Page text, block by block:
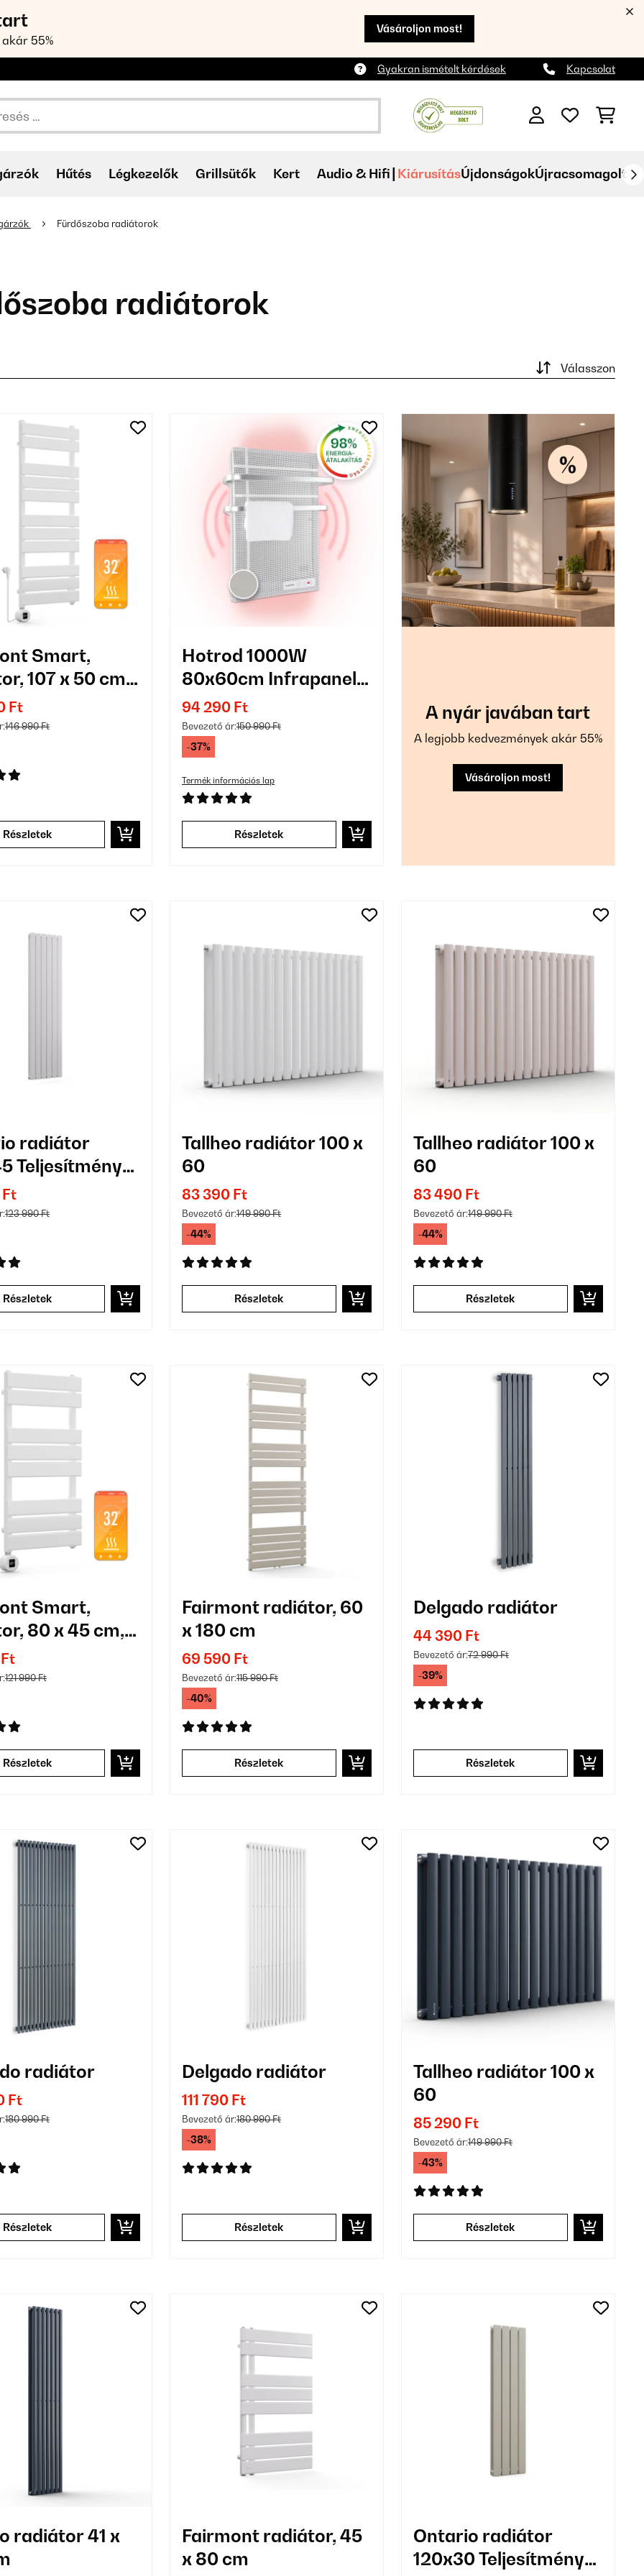
55%
Vásároljon most!
Gyakran ismételt kérdések Kapcsolat
Hűtés Légkezelők Grillsütők Kert Audio & Hifi KiárusításÚjdonságokÚjracsomagolt
Fürdőszoba radiátorok
radiátorok
Válasszon
Smart,
107 x 50 cm,
Ft
146 990 Ft
Részletek
Hotrod 1000W
80x60cm Infrapanel
Ezüst
94 290 Ft
Bevezető ár:150 990 Ft
-37%
Termék információs lap
Részletek
A nyár javában tart
A legjobb kedvezmények akár 55%
Vásároljon most!
radiátor
Teljesítmény
123 990 Ft
Részletek
Tallheo radiátor 100 x
60
83 390 Ft
Bevezető ár:149 990 Ft
-44%
Részletek
Tallheo radiátor 100 x
60
83 490 Ft
Bevezető ár:149 990 Ft
-44%
Részletek
Smart,
80 x 45 cm,
121 990 Ft
Részletek
Fairmont radiátor, 60
x 180 cm
69 590 Ft
Bevezető ár:115 990 Ft
-40%
Részletek
Delgado radiátor
44 390 Ft
Bevezető ár:72 990 Ft
-39%
Részletek
radiátor
Ft
180 990 Ft
Részletek
Delgado radiátor
111 790 Ft
Bevezető ár:180 990 Ft
-38%
Részletek
Tallheo radiátor 100 x
60
85 290 Ft
Bevezető ár:149 990 Ft
-43%
Részletek
radiátor 41 x
Fairmont radiátor, 45
x 80 cm
Ontario radiátor
120x30 Teljesítmény